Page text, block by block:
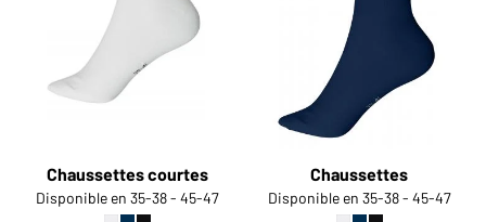
Voudriez-vous acheter des produits pour votre besoin
Chemin d'accès au shop des clients finaux
Chaussettes courtes
Disponible en 35-38 - 45-47
Chaussettes
Disponible en 35-38 - 45-47